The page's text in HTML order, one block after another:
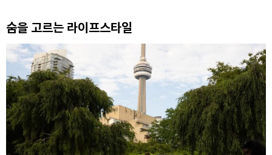
숨을 고르는 라이프스타일